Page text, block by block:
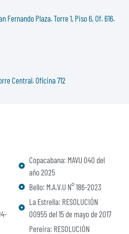
Fernando Plaza. Torre 1, Piso 6, Of. 616.
Central. Oficina 712
Copacabana: MAVU 040 del
año 2025
Bello: M.A.V.U N° 186-2023
La Estrella: RESOLUCIÓN
00955 del 15 de mayo de 2017
Pereira: RESOLUCIÓN